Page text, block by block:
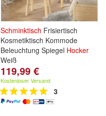
Schminktisch Frisiertisch
Kosmetiktisch Kommode
Beleuchtung Spiegel Hocker
Weiß
119,99 €
Kostenloser Versand
3